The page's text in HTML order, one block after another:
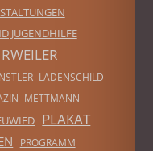
JUGENDHILFE
LADENSCHILD
METTMANN
PLAKAT
PROGRAMM